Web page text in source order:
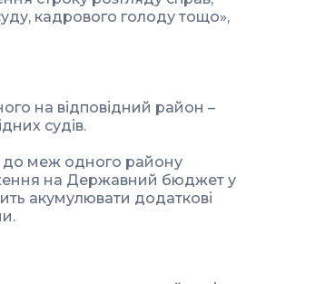
кадрового голоду тощо»,
на відповідний район –
судів.
до меж одного району
на Державний бюджет у
акумулювати додаткові